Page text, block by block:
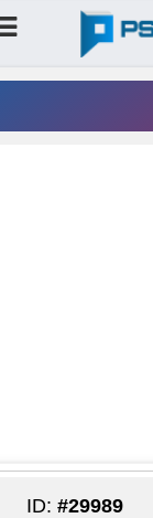
ID: #29989